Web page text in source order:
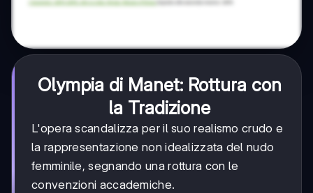
Olympia di Manet: Rottura con
la Tradizione
L'opera scandalizza per il suo realismo crudo e
la rappresentazione non idealizzata del nudo
femminile, segnando una rottura con le
convenzioni accademiche.